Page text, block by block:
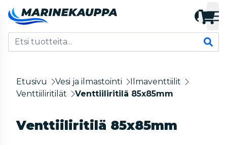
Etusivu Vesi ja ilmastointi
Ilmaventtiilit
Venttiiliritilät
Venttiiliritilä 85x85mm
Venttiiliritilä 85x85mm